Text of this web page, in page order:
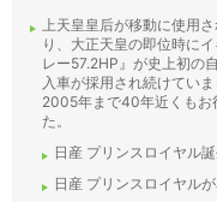
上天皇皇后が移動に使用
り、大正天皇の即位時に
レー57.2HP』が史上初の
入車が採用され続けてい
2005年まで40年近くもお
た。
日産 プリンスロイヤル
日産 プリンスロイヤル